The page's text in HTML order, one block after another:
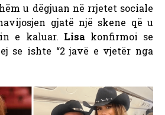
u dëgjuan në rrjetet sociale
gjatë një skene që u
e kaluar. Lisa konfirmoi se
se ishte “2 javë e vjetër nga